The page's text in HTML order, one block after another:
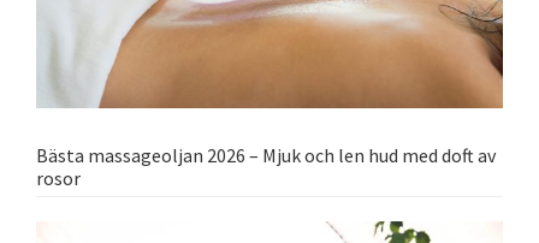
Bästa massageoljan 2026 – Mjuk och len hud med doft av
rosor